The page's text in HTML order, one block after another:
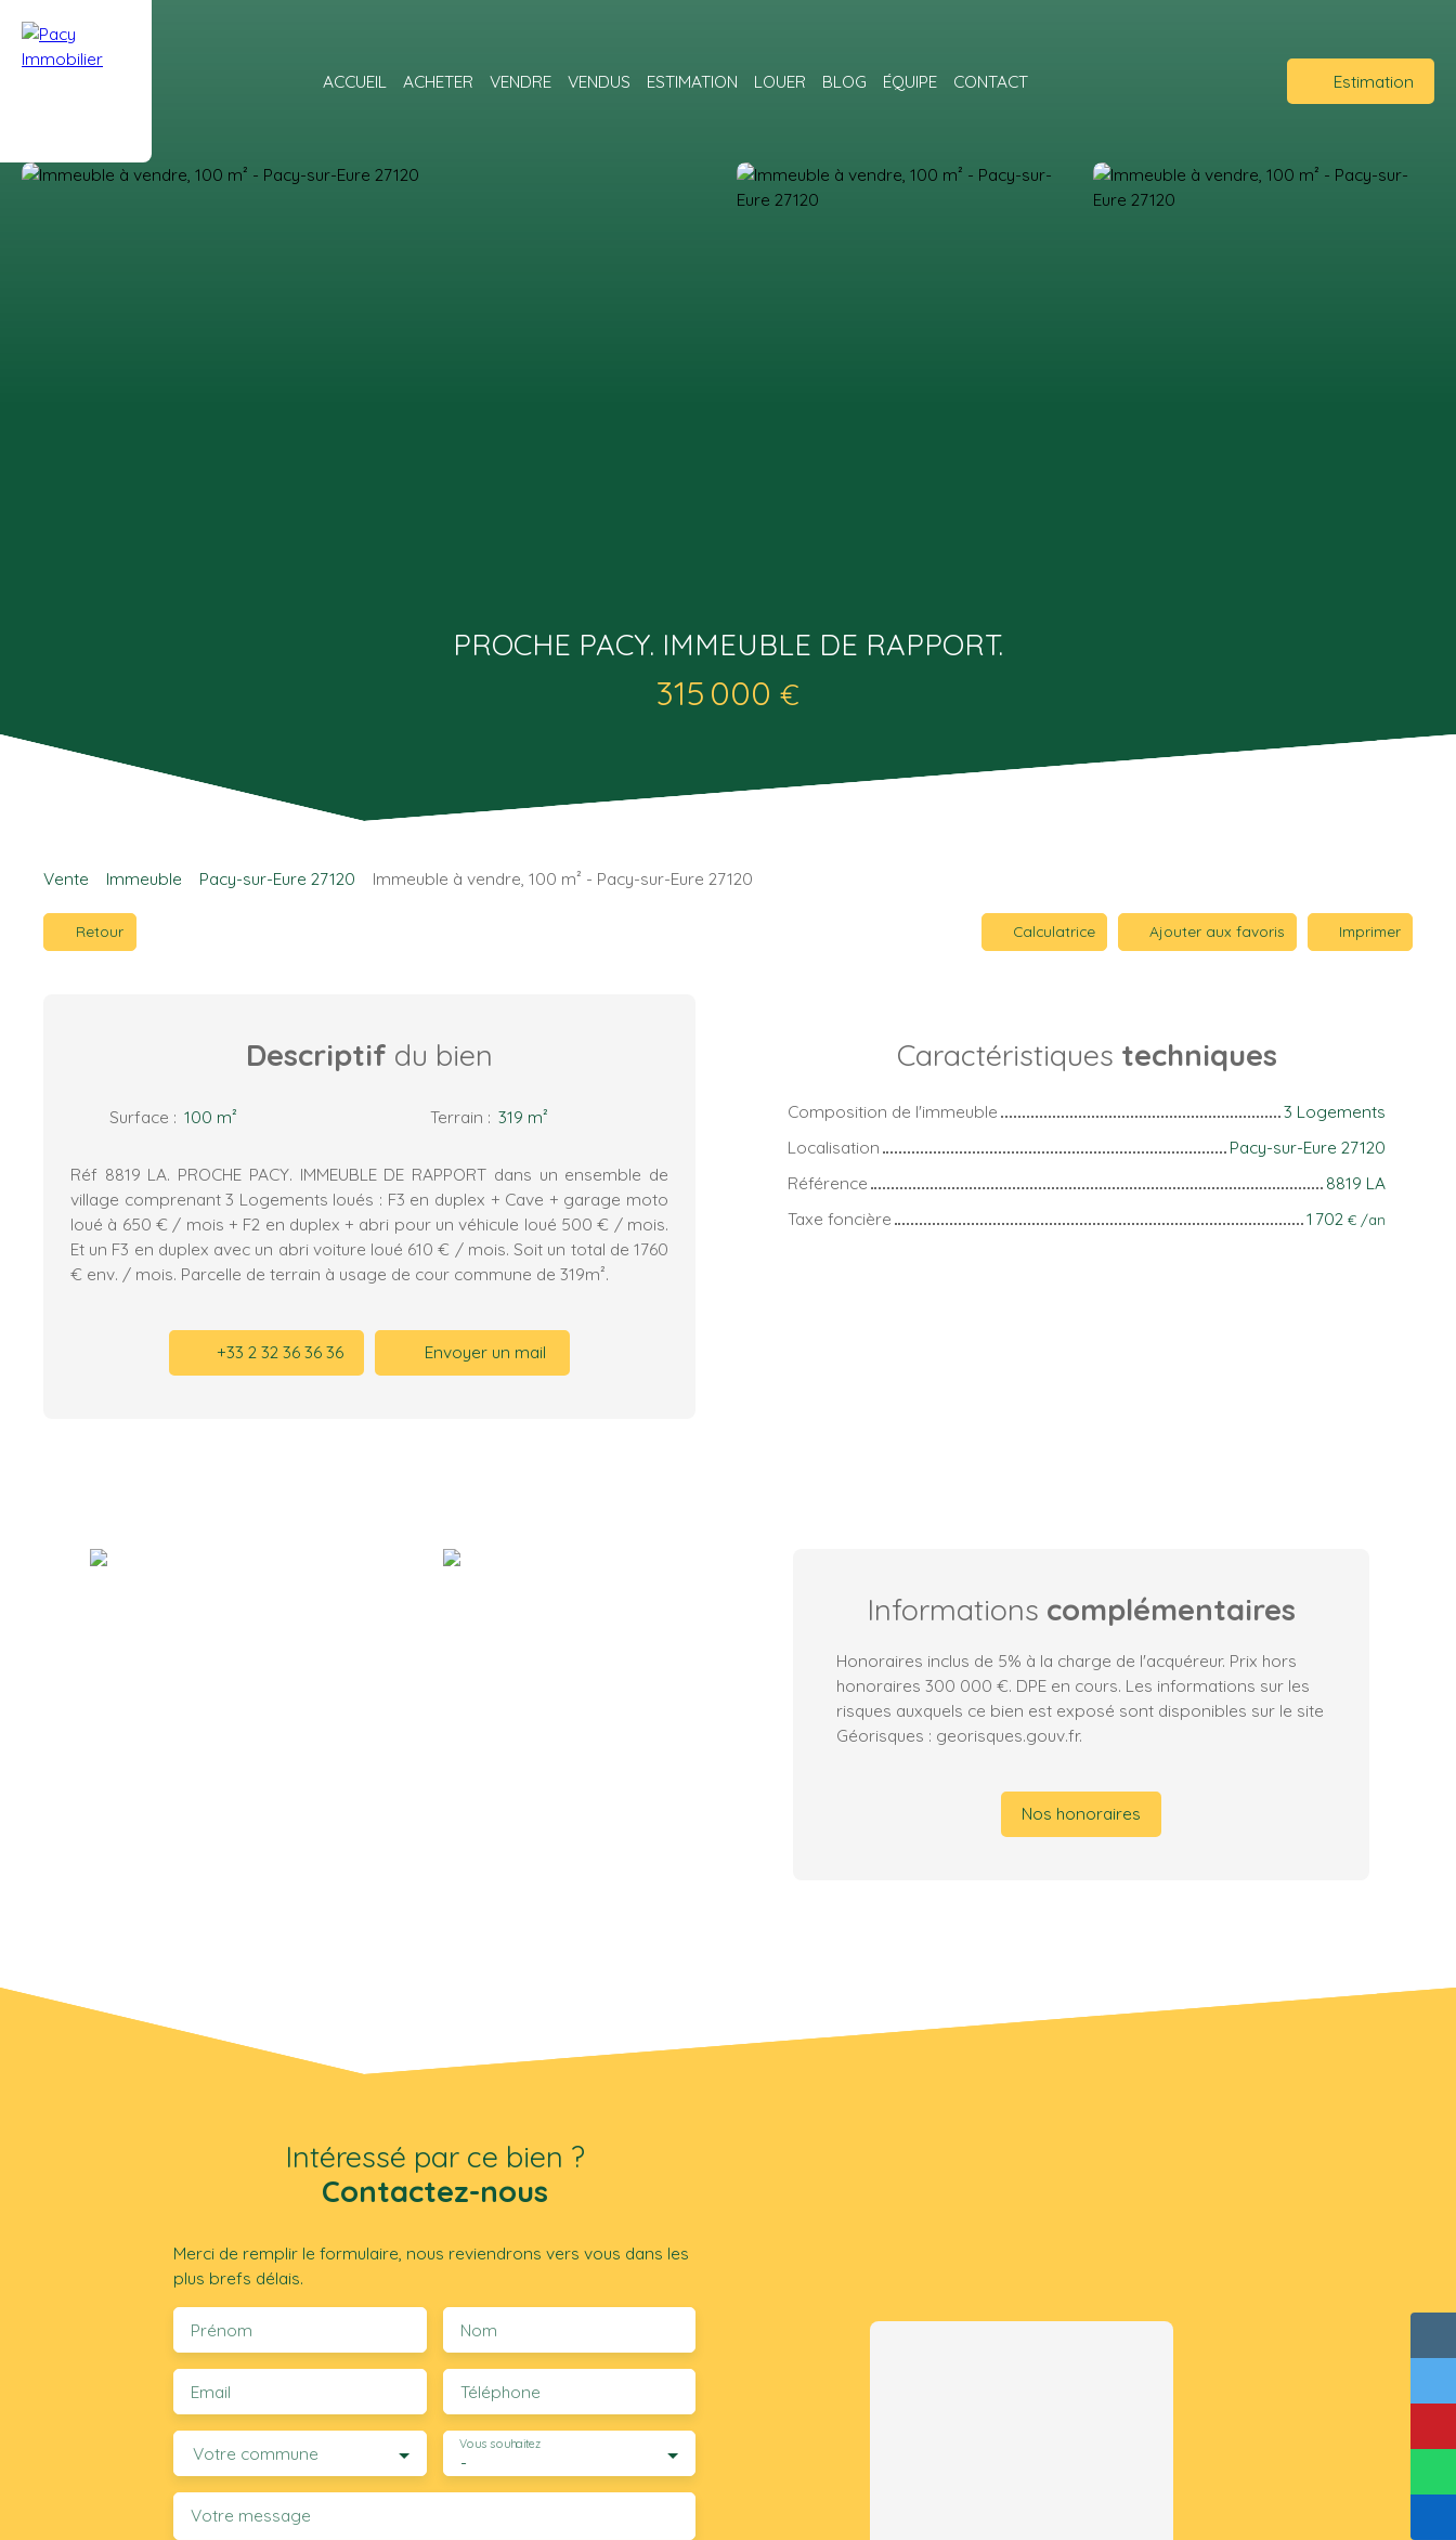
ACCUEIL ACHETER VENDRE VENDUS ESTIMATION LOUER BLOG ÉQUIPE CONTACT Estimation
PROCHE PACY. IMMEUBLE DE RAPPORT.
315 000 €
Vente Immeuble Pacy-sur-Eure 27120 Immeuble à vendre, 100 m² - Pacy-sur-Eure 27120
Retour Calculatrice Ajouter aux favoris Imprimer
Descriptif du bien
Surface : 100 m² Terrain : 319 m²
Réf 8819 LA. PROCHE PACY. IMMEUBLE DE RAPPORT dans un ensemble de
village comprenant 3 Logements loués : F3 en duplex + Cave + garage moto
loué à 650 € / mois + F2 en duplex + abri pour un véhicule loué 500 € / mois.
Et un F3 en duplex avec un abri voiture loué 610 € / mois. Soit un total de 1760
€ env. / mois. Parcelle de terrain à usage de cour commune de 319m².
+33 2 32 36 36 36 Envoyer un mail
Caractéristiques techniques
Composition de l'immeuble
3 Logements
Localisation
Pacy-sur-Eure 27120
Référence
8819 LA
Taxe foncière
1 702 € /an
Informations complémentaires
Honoraires inclus de 5% à la charge de l'acquéreur. Prix hors
honoraires 300 000 €. DPE en cours. Les informations sur les
risques auxquels ce bien est exposé sont disponibles sur le site
Géorisques : georisques.gouv.fr.
Nos honoraires
Intéressé par ce bien ?
Contactez-nous
Merci de remplir le formulaire, nous reviendrons vers vous dans les
plus brefs délais.
Prénom Nom
Email Téléphone
Votre commune -
Vous souhaitez
Votre message